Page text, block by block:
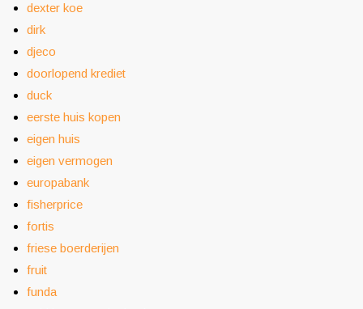
dexter koe
dirk
djeco
doorlopend krediet
duck
eerste huis kopen
eigen huis
eigen vermogen
europabank
fisherprice
fortis
friese boerderijen
fruit
funda